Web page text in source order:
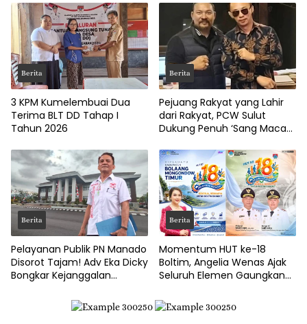
Berita
3 KPM Kumelembuai Dua
Terima BLT DD Tahap I
Tahun 2026
Berita
Pejuang Rakyat yang Lahir
dari Rakyat, PCW Sulut
Dukung Penuh ‘Sang Macan
Berita
Pelayanan Publik PN Manado
Disorot Tajam! Adv Eka Dicky
Bongkar Kejanggalan
Berita
Momentum HUT ke-18
Boltim, Angelia Wenas Ajak
Seluruh Elemen Gaungkan